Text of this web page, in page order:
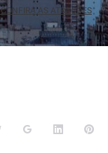
AS ATRAÇÕES
Twitter Google+LinkedIn